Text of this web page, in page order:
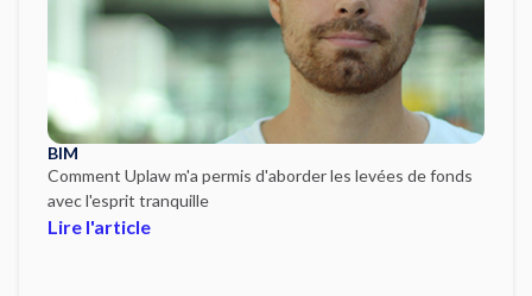
BIM
Comment Uplaw m'a permis d'aborder les levées de fonds
avec l'esprit tranquille
Lire l'article